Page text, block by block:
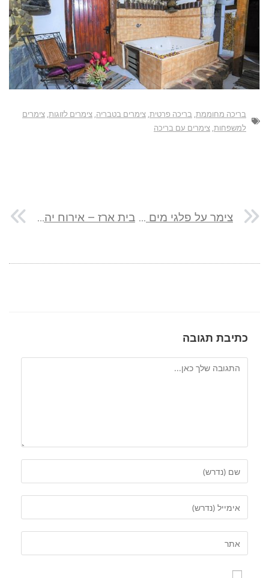
בריכה מחוממת, בריכה פרטית, צימרים בטבריה, צימרים לזוגות, צימרים
למשפחות, צימרים עם בריכה
צימר על פלגי מים במנחמיה בית ארז – אירוח יהודי בצפת
כתיבת תגובה